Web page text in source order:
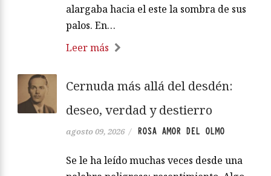
alargaba hacia el este la sombra de sus
palos. En…
Leer más
Cernuda más allá del desdén:
deseo, verdad y destierro
agosto 09, 2026 / ROSA AMOR DEL OLMO
Se le ha leído muchas veces desde una